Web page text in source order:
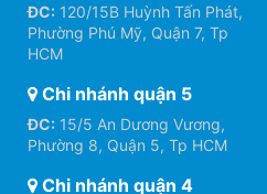
ĐC: 120/15B Huỳnh Tấn Phát,
Phường Phú Mỹ, Quận 7, Tp
HCM
Chi nhánh quận 5
ĐC: 15/5 An Dương Vương,
Phường 8, Quận 5, Tp HCM
Chi nhánh quận 4